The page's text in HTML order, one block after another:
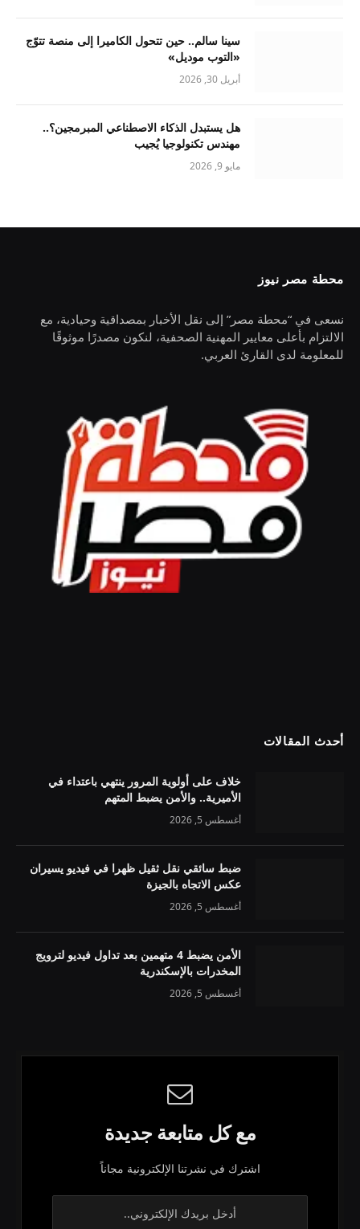
سينا سالم.. حين تتحول الكاميرا إلى منصة تتوّج
«التوب موديل»
أبريل 30, 2026
هل يستبدل الذكاء الاصطناعي المبرمجين؟..
مهندس تكنولوجيا يُجيب
مايو 9, 2026
محطة مصر نيوز
نسعى في “محطة مصر” إلى نقل الأخبار بمصداقية وحيادية، مع
الالتزام بأعلى معايير المهنية الصحفية، لنكون مصدرًا موثوقًا
للمعلومة لدى القارئ العربي.
أحدث المقالات
خلاف على أولوية المرور ينتهي باعتداء في
الأميرية.. والأمن يضبط المتهم
أغسطس 5, 2026
ضبط سائقي نقل ثقيل ظهرا في فيديو يسيران
عكس الاتجاه بالجيزة
أغسطس 5, 2026
الأمن يضبط 4 متهمين بعد تداول فيديو لترويج
المخدرات بالإسكندرية
أغسطس 5, 2026
مع كل متابعة جديدة
اشترك في نشرتنا الإلكترونية مجاناً